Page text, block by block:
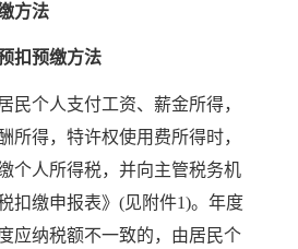
方法
预缴方法
个人支付工资、薪金所得，
所得，特许权使用费所得时，
个人所得税，并向主管税务机
扣缴申报表》(见附件1)。年度
应纳税额不一致的，由居民个